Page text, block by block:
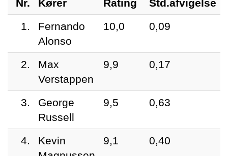
Nr. Kører Rating
Std.afvigelse
1.
Fernando
Alonso
10,0 0,09
2.
Max
Verstappen
9,9 0,17
3.
George
Russell
9,5 0,63
4.
Kevin
9,1 0,40